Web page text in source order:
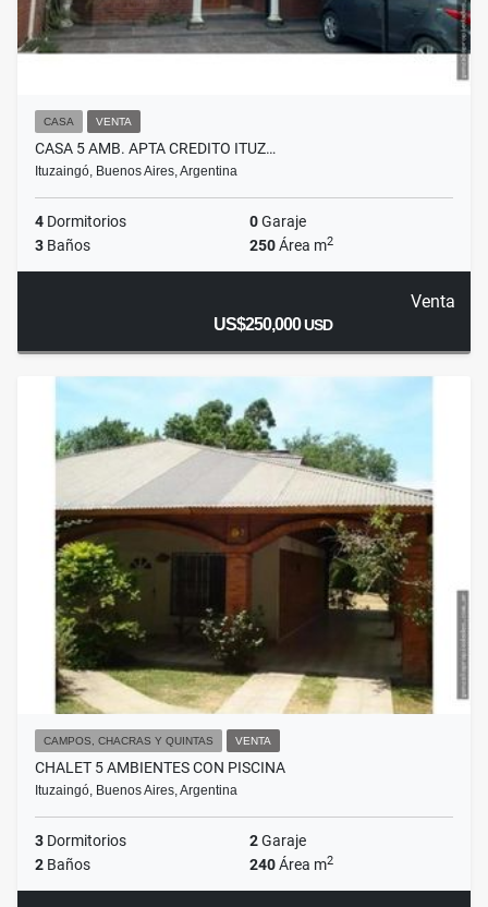
CASA VENTA
CASA 5 AMB. APTA CREDITO ITUZ…
Ituzaingó, Buenos Aires, Argentina
4 Dormitorios 0Garaje
3 Baños 250Área m2
Venta
US$250,000USD
CAMPOS, CHACRAS Y QUINTAS VENTA
CHALET 5 AMBIENTES CON PISCINA
Ituzaingó, Buenos Aires, Argentina
3 Dormitorios 2Garaje
2 Baños 240Área m2